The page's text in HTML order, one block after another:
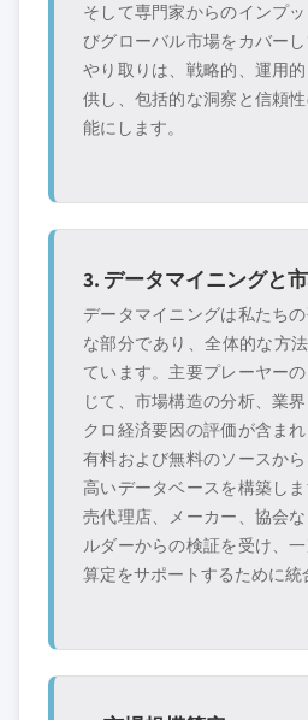
そして専門家からのインプ
びグローバル市場をカバー
やり取りは、戦略的、運用
供し、包括的な洞察と信頼
能にします。
3. データマイニングと
データマイニングは私たち
な部分であり、全体的な方
ています。主要プレーヤー
じて、市場構造の分析、業
クロ経済要因の評価が含ま
有料および無料のソースか
高いデータベースを構築し
売代理店、メーカー、協会
ルダーからの検証を受け、
算定をサポートするために統